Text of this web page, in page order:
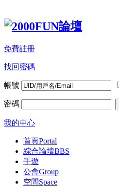
免費註冊
找回密碼
帳號
密碼
我的中心
首頁Portal
綜合論壇BBS
手遊
公會Group
空間Space